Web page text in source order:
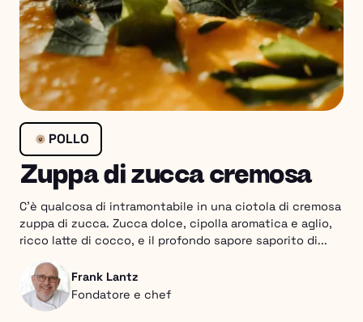
POLLO
Zuppa di zucca cremosa
C'è qualcosa di intramontabile in una ciotola di cremosa
zuppa di zucca. Zucca dolce, cipolla aromatica e aglio,
ricco latte di cocco, e il profondo sapore saporito di...
Frank Lantz
Fondatore e chef